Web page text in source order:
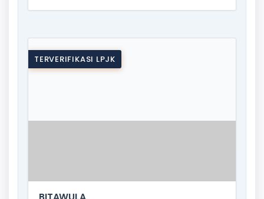
TERVERIFIKASI LPJK